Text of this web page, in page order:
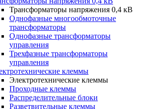
Трансформаторы напряжения 0,4 кВ
Однофазные многообмоточные
трансформаторы
Однофазные трансформаторы
управления
Трехфазные трансформаторы
управления
клеммы
Электротехнические клеммы
Проходные клеммы
Распределительные блоки
Разветвительные клеммы